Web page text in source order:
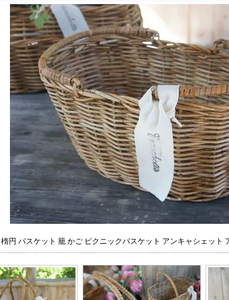
円 バスケット 籠 かご ピクニックバスケット アンキャシェット